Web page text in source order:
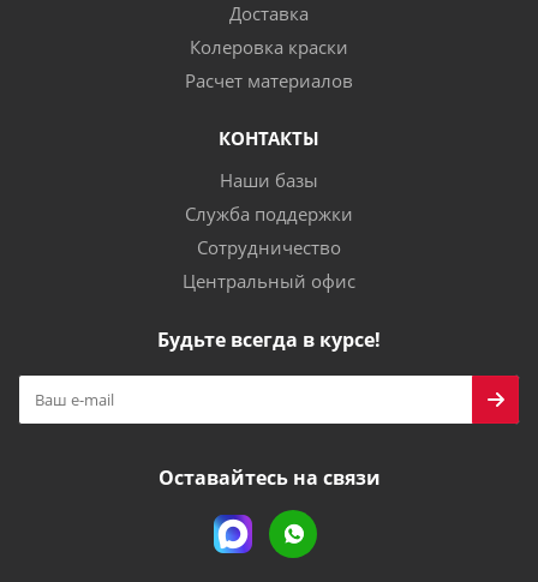
Доставка
Колеровка краски
Расчет материалов
КОНТАКТЫ
Наши базы
Служба поддержки
Сотрудничество
Центральный офис
Будьте всегда в курсе!
Оставайтесь на связи